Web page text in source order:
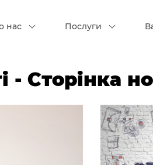
нас Послуги
- Сторінка